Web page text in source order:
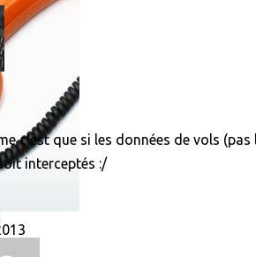
c’est que si les données de vols
interceptés :/